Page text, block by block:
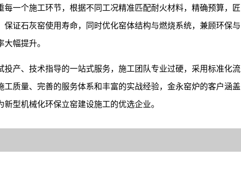
一个施工环节，根据不同工况精准匹配耐火材料，精确预算，匠
证石灰窑使用寿命，同时优化窑体结构与燃烧系统，兼顾环保与
幅提升。
产、技术指导的一站式服务，施工团队专业过硬，采用标准化流
质量、完善的服务体系和丰富的实战经验，金永窑炉的客户涵盖
型机械化环保立窑建设施工的优选企业。